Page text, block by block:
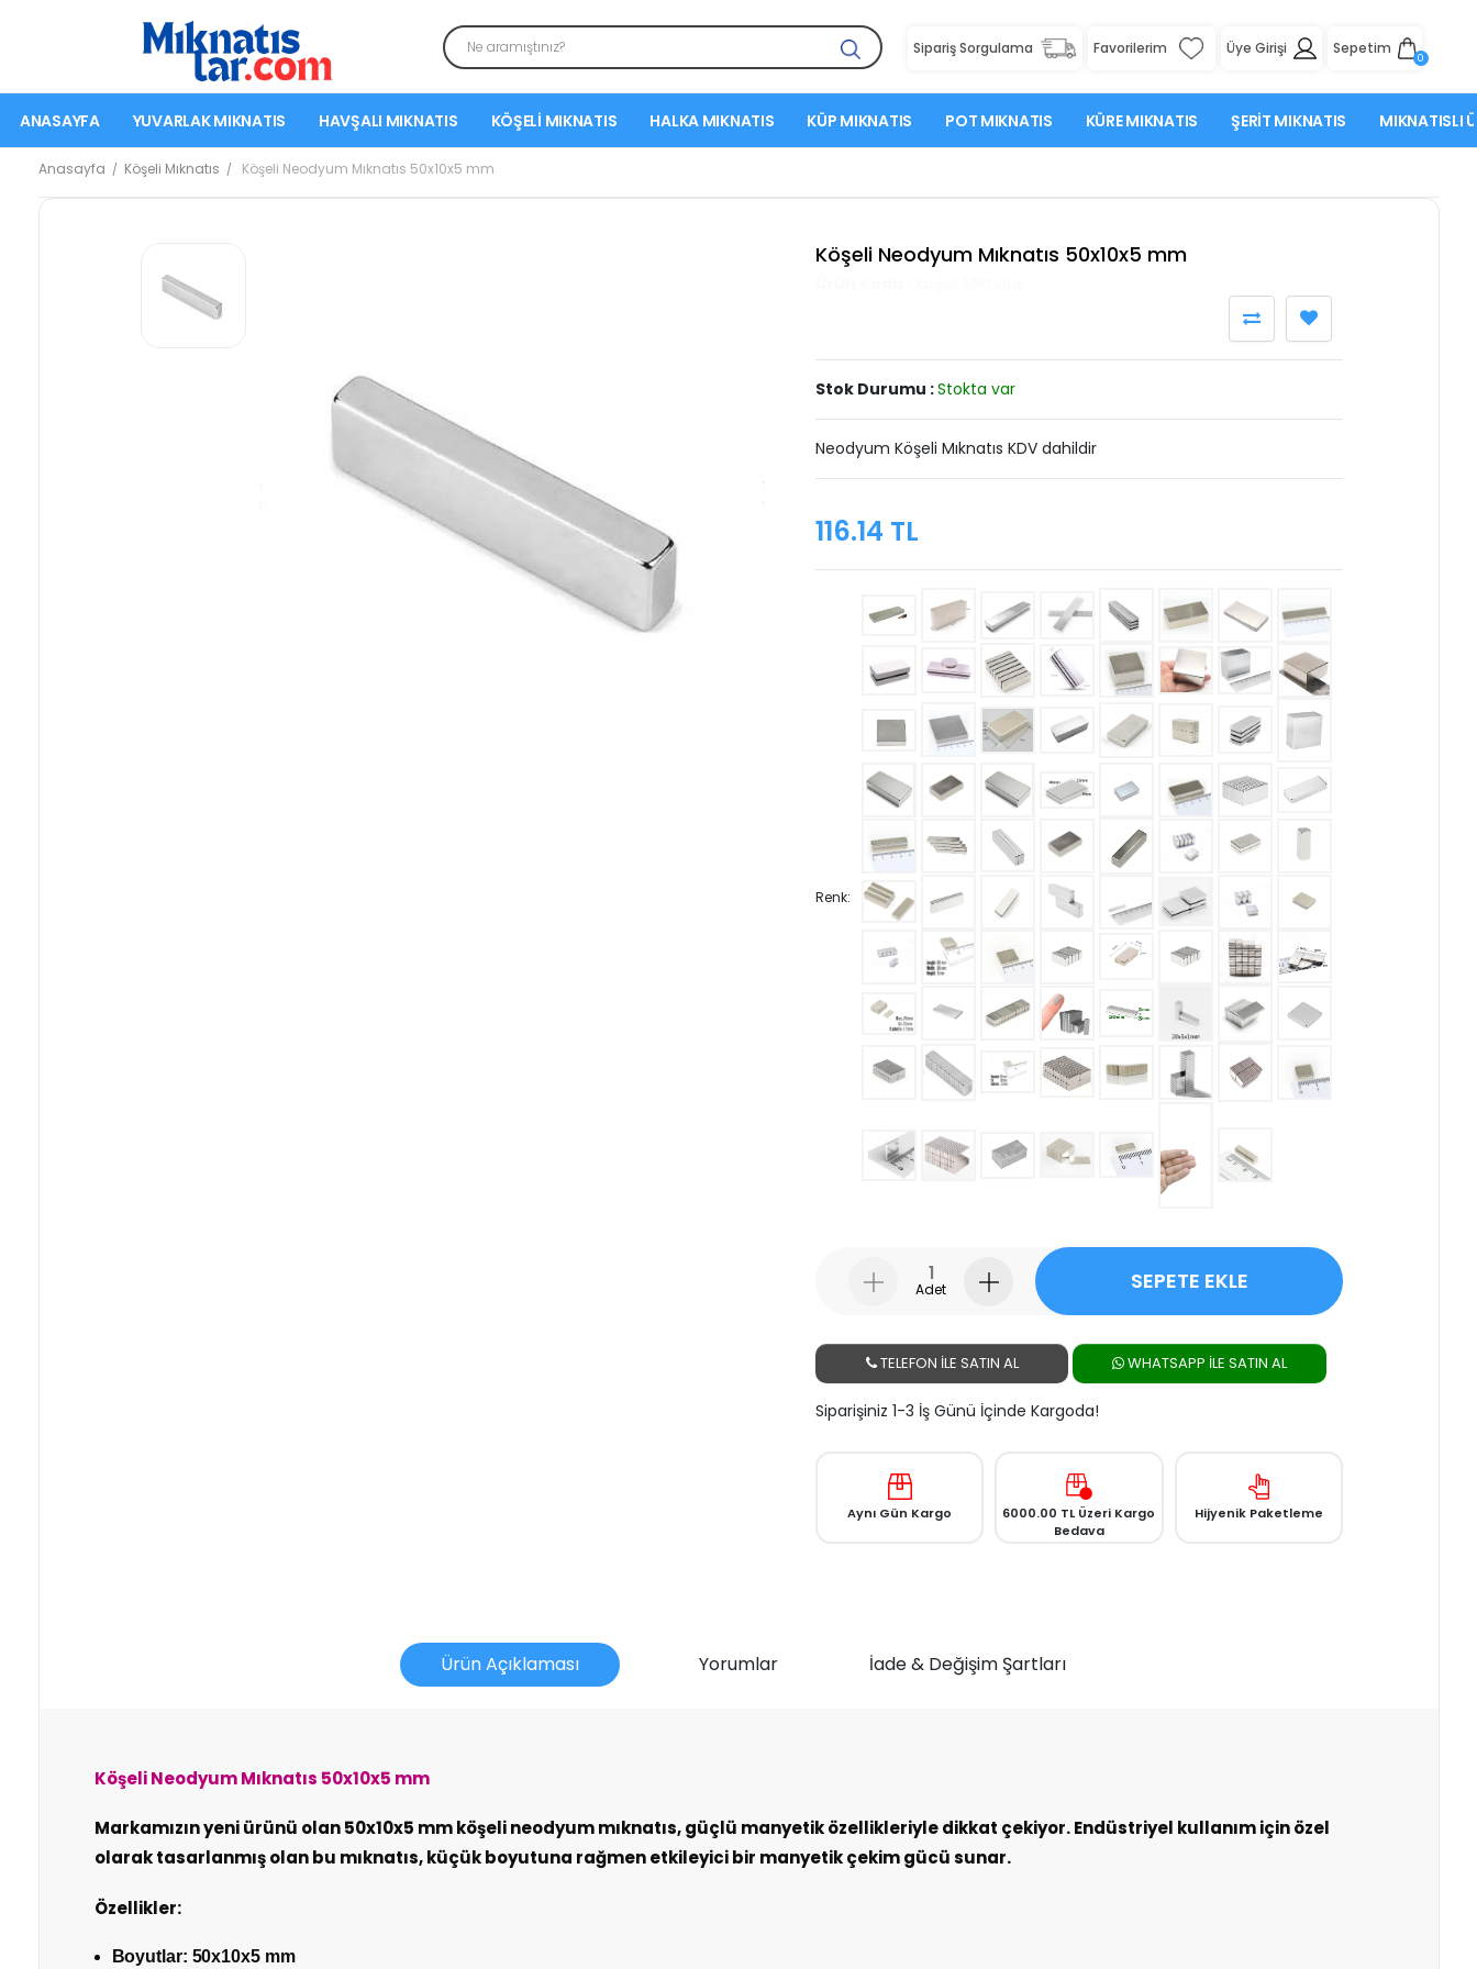
Sipariş Sorgulama Favorilerim Üye Girişi Sepetim
0
ANASAYFA YUVARLAK MIKNATIS HAVŞALI MIKNATIS KÖŞELI MIKNATIS HALKA MIKNATIS KÜP MIKNATIS POT MIKNATIS KÜRE MIKNATIS ŞERIT MIKNATIS MIKNATISLI
Anasayfa Köşeli Mıknatıs Köşeli Neodyum Mıknatıs 50x10x5 mm
Köşeli Neodyum Mıknatıs 50x10x5 mm
Stok Durumu :Stokta var
Neodyum Köşeli Mıknatıs KDV dahildir
116.14 TL
Renk:
Adet SEPETE EKLE
TELEFON İLE SATIN AL WHATSAPP ILE SATIN AL
Siparişiniz 1-3 İş Günü İçinde Kargoda!
Aynı Gün Kargo
6000.00 TL Üzeri Kargo
Bedava
Hijyenik Paketleme
Ürün Açıklaması
Köşeli Neodyum Mıknatıs 50x10x5 mm
Markamızın yeni ürünü olan 50x10x5 mm köşeli neodyum mıknatıs, güçlü manyetik özellikleriyle dikkat çekiyor. Endüstriyel kullanım için özel
olarak tasarlanmış olan bu mıknatıs, küçük boyutuna rağmen etkileyici bir manyetik çekim gücü sunar.
Özellikler:
Boyutlar: 50x10x5 mm
Yorumlar İade & Değişim Şartları
DEĞİŞİM